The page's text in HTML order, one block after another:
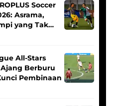
Soccer
Asrama,
yang Tak
All-Stars
Ajang Berburu
Pembinaan